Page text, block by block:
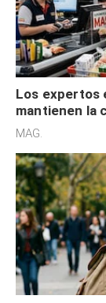
Los expertos
mantienen la
cognitiva,
MAG.